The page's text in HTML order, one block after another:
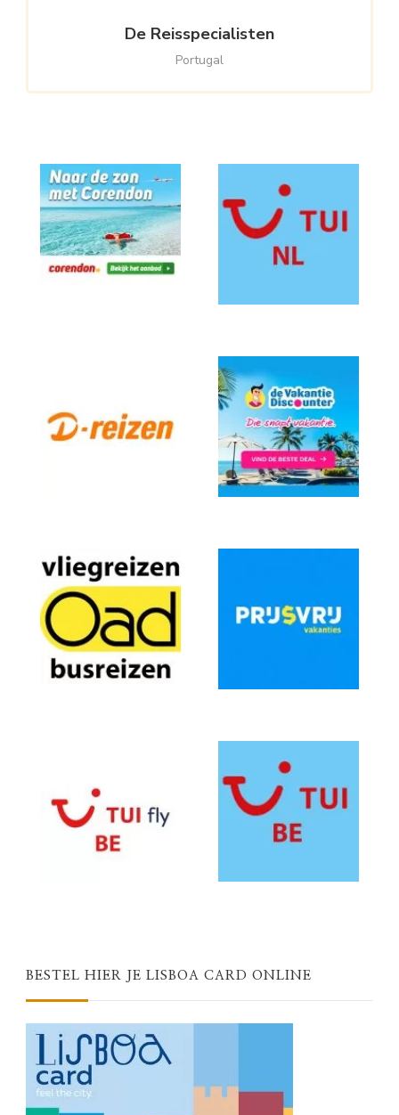
De Reisspecialisten
Portugal
BESTEL HIER JE LISBOA CARD ONLINE